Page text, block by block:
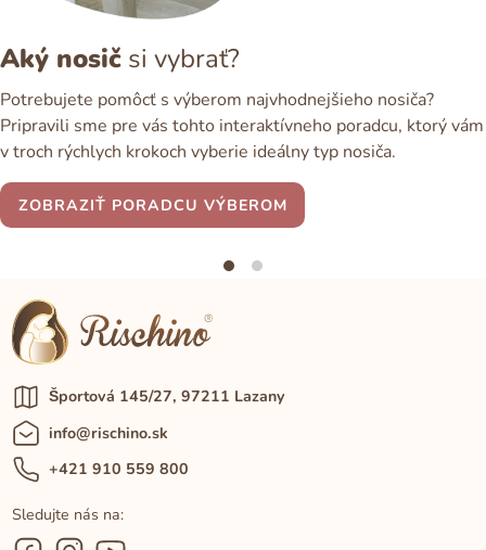
Aký nosič si vybrať?
Potrebujete pomôcť s výberom najvhodnejšieho nosiča?
Pripravili sme pre vás tohto interaktívneho poradcu, ktorý vám
v troch rýchlych krokoch vyberie ideálny typ nosiča.
ZOBRAZIŤ PORADCU VÝBEROM
Športová 145/27, 97211 Lazany
info@rischino.sk
+421 910 559 800
Sledujte nás na: